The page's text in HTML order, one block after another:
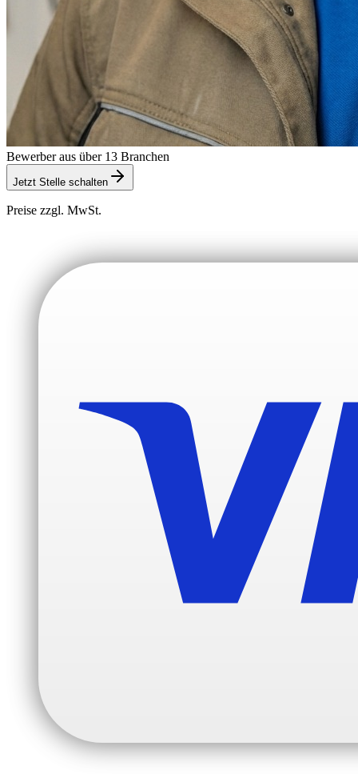
Bewerber aus über 13 Branchen
Jetzt Stelle schalten
Preise zzgl. MwSt.